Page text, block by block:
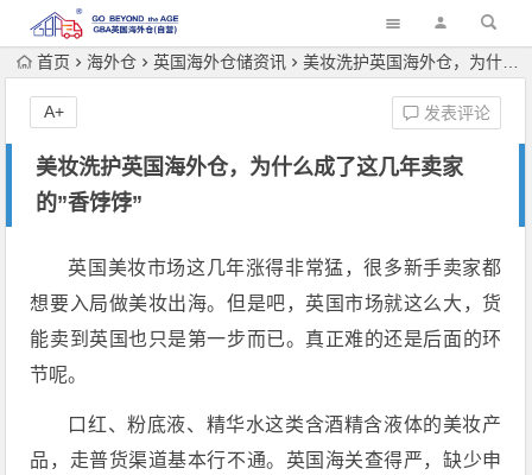
首页 海外仓 英国海外仓储资讯 美妆洗护英国海外仓，为什么成了这几年卖家的”香饽饽”
美妆洗护英国海外仓，为什么成了这几年卖家
的”香饽饽”
发表评论
A+
英国美妆市场这几年涨得非常猛，很多新手卖家都
想要入局做美妆出海。但是吧，英国市场就这么大，货
能卖到英国也只是第一步而已。真正难的还是后面的环
节呢。
口红、粉底液、精华水这类含酒精含液体的美妆产
品，走普货渠道基本行不通。英国海关查得严，缺少申